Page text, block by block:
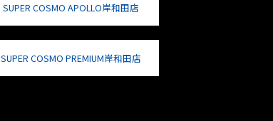
SUPER COSMO APOLLO岸和田店
SUPER COSMO PREMIUM岸和田店